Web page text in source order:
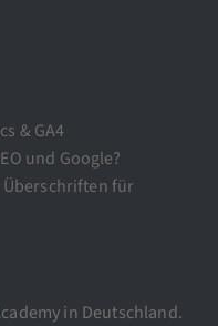
& GA4
und Google?
Überschriften für
in Deutschland.